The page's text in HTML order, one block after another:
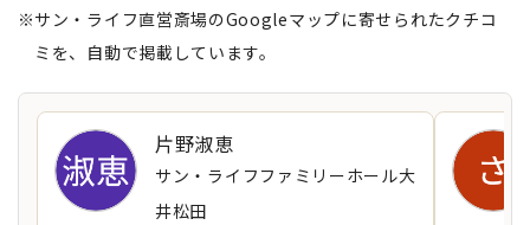
サン・ライフ直営斎場のGoogleマップに寄せられたクチコ
ミを、自動で掲載しています。
片野淑恵
サン・ライフファミリーホール大
井松田